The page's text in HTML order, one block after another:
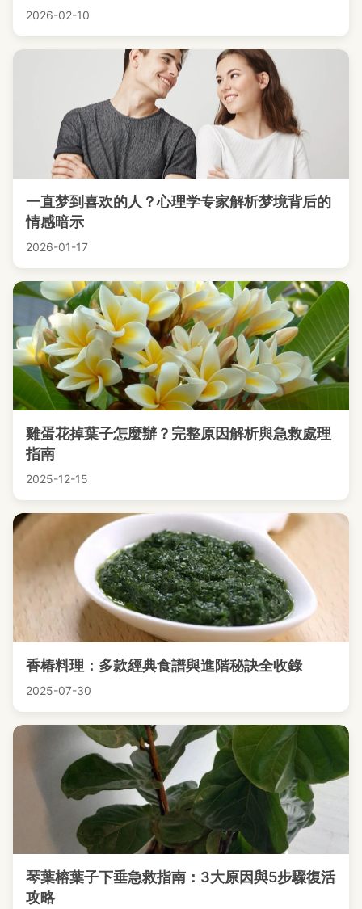
2026-02-10
一直梦到喜欢的人？心理学专家解析梦境背后的
情感暗示
2026-01-17
雞蛋花掉葉子怎麼辦？完整原因解析與急救處理
指南
2025-12-15
香椿料理：多款經典食譜與進階秘訣全收錄
2025-07-30
琴葉榕葉子下垂急救指南：3大原因與5步驟復活
攻略